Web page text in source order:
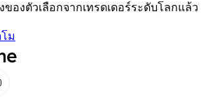
องตัวเลือกจากเทรดเดอร์ระดับโลกแล้ว
ม